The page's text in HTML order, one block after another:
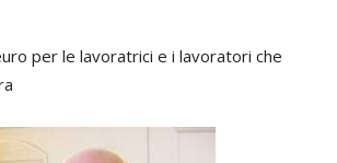
per le lavoratrici e i lavoratori che